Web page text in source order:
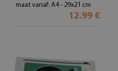
maat vanaf: A4 - 29x21 cm
12.99 €